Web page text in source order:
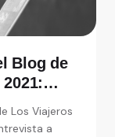
Blog de
Los Viajeros